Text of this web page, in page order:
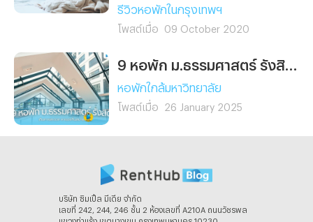
รีวิวหอพักในกรุงเทพฯ
โพสต์เมื่อ 09 October 2020
หอพักใกล้มหาวิทยาลัย
โพสต์เมื่อ 26 January 2025
บริษัท ซิมเปิ้ล มีเดีย จํากัด
เลขที่ 242, 244, 246 ชั้น 2 ห้องเลขที่ A210A ถนนวัชรพล
แขวงท่าแร้ง เขตบางเขน กรุงเทพมหานคร 10230